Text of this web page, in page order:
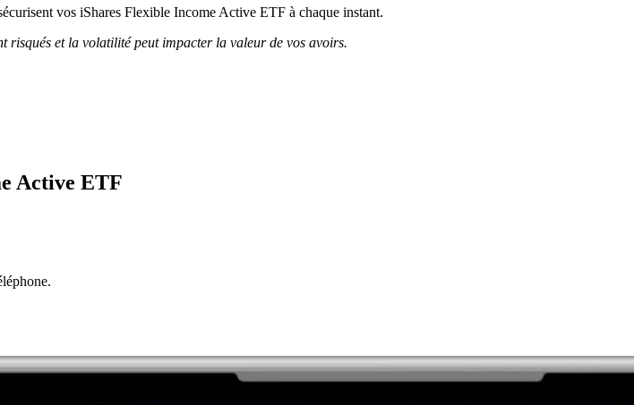
vos iShares Flexible Income Active ETF à chaque instant.
risqués et la volatilité peut impacter la valeur de vos avoirs.
Active ETF